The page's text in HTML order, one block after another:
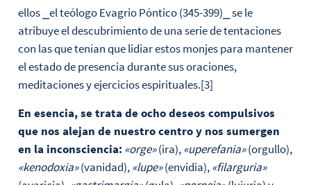
ellos ⎯el teólogo Evagrio Póntico (345-399)⎯ se le
atribuye el descubrimiento de una serie de tentaciones
con las que tenían que lidiar estos monjes para mantener
el estado de presencia durante sus oraciones,
meditaciones y ejercicios espirituales.[3]
En esencia, se trata de ocho deseos compulsivos
que nos alejan de nuestro centro y nos sumergen
en la inconsciencia: «orge»(ira),«uperefania»(orgullo),
«kenodoxia»(vanidad),«lupe»(envidia),«filarguria»